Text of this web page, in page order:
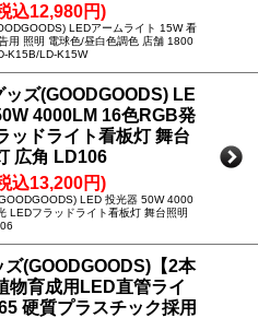
込12,980円)
LEDアームライト 15W 看
用 照明 電球色/昼白色調色 店舗 1800
K15B/LD-K15W
ッズ(GOODGOODS) LE
4000LM 16色RGB発
ッドライト看板灯 舞台
広角 LD106
込13,200円)
LED 投光器 50W 4000
LEDフラッドライト看板灯 舞台照明
ズ(GOODGOODS)【2本
物育成用LED直管ライ
硬質プラスチック採用